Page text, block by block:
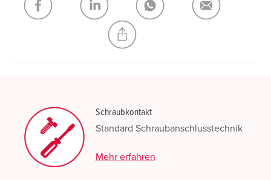
NEUE LISTE ERSTELLEN
Schraubkontakt
Standard Schraubanschlusstechnik
Mehr erfahren